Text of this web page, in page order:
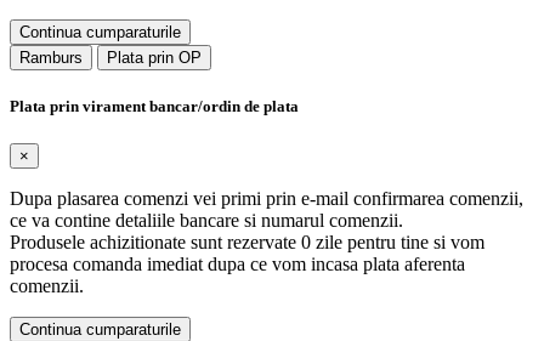
Continua cumparaturile
Ramburs
Plata prin OP
Plata prin virament bancar/ordin de plata
×
Dupa plasarea comenzi vei primi prin e-mail confirmarea comenzii,
ce va contine detaliile bancare si numarul comenzii.
Produsele achizitionate sunt rezervate 0 zile pentru tine si vom
procesa comanda imediat dupa ce vom incasa plata aferenta
comenzii.
Continua cumparaturile